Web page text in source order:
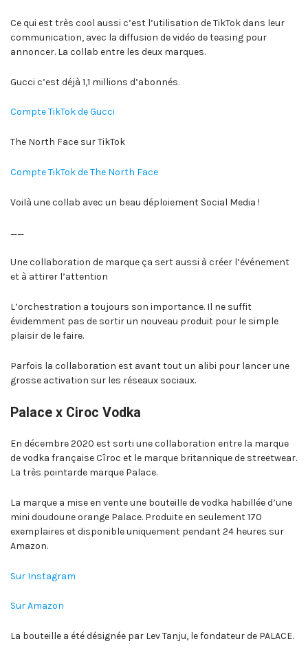
Ce qui est très cool aussi c’est l’utilisation de TikTok dans leur
communication, avec la diffusion de vidéo de teasing pour
annoncer. La collab entre les deux marques.
Gucci c’est déjà 1,1 millions d’abonnés.
Compte TikTok de Gucci
The North Face sur TikTok
Compte TikTok de The North Face
Voilà une collab avec un beau déploiement Social Media !
__
Une collaboration de marque ça sert aussi à créer l’événement
et à attirer l’attention
L’orchestration a toujours son importance. Il ne suffit
évidemment pas de sortir un nouveau produit pour le simple
plaisir de le faire.
Parfois la collaboration est avant tout un alibi pour lancer une
grosse activation sur les réseaux sociaux.
Palace x Ciroc Vodka
En décembre 2020 est sorti une collaboration entre la marque
de vodka française Cîroc et le marque britannique de streetwear.
La très pointarde marque Palace.
La marque a mise en vente une bouteille de vodka habillée d’une
mini doudoune orange Palace. Produite en seulement 170
exemplaires et disponible uniquement pendant 24 heures sur
Amazon.
Sur Instagram
Sur Amazon
La bouteille a été désignée par Lev Tanju, le fondateur de PALACE.